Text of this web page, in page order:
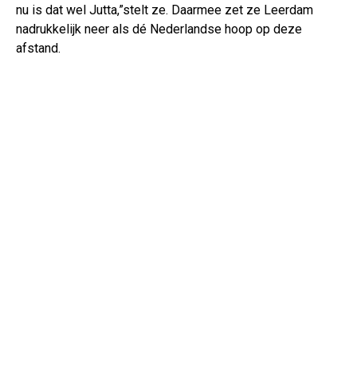
nu is dat wel Jutta,”stelt ze. Daarmee zet ze Leerdam
nadrukkelijk neer als dé Nederlandse hoop op deze
afstand.